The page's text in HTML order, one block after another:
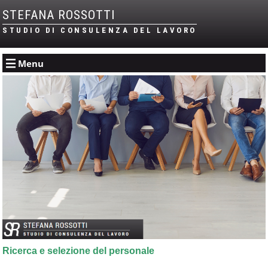
STEFANA ROSSOTTI
STUDIO DI CONSULENZA DEL LAVORO
Menu
Ricerca e selezione del personale